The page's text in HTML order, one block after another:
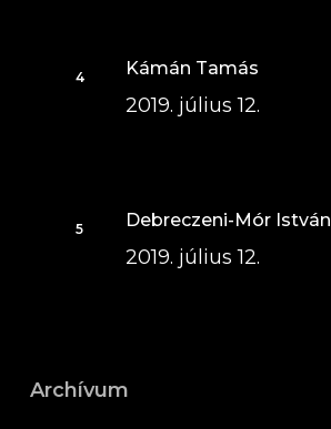
Kámán Tamás
2019. július 12.
Debreczeni-Mór István
2019. július 12.
Archívum